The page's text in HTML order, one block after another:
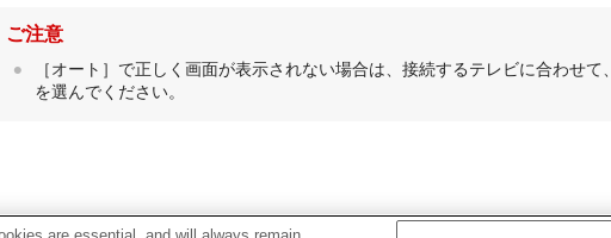
ご注意
［オート］ で正しく画面が表示されない場合は、接続するテレビに合わせて、
を選んでください。